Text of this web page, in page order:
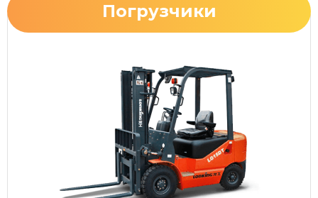
Погрузчики